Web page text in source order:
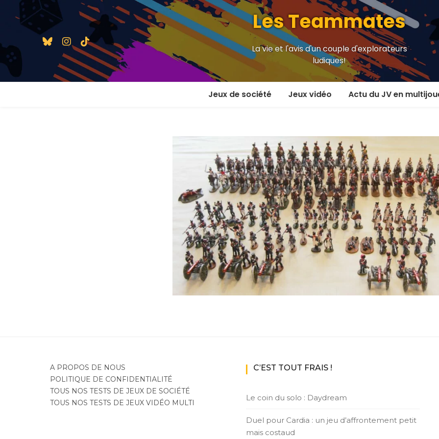
Les Teammates
La vie et l'avis d'un couple d'explorateurs
ludiques!
Jeux de société
2 joueurs et plus
En coop’
En versus
Jeux Access+
Jeux vidéo
En versus
Local en écran partagé
En ligne
MMORPG
Par plateforme
PC
PS4
PS5
Switch
Actu du JV en
A PROPOS DE NOUS
POLITIQUE DE CONFIDENTIALITÉ
TOUS NOS TESTS DE JEUX DE SOCIÉTÉ
TOUS NOS TESTS DE JEUX VIDÉO MULTI
C’EST TOUT FRAIS !
Le coin du solo : Daydream
Duel pour Cardia : un jeu d’affrontement petit
mais costaud